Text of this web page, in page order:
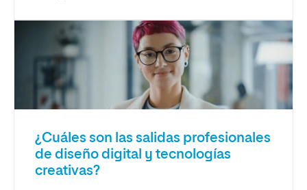
¿Cuáles son las salidas profesionales
de diseño digital y tecnologías
creativas?